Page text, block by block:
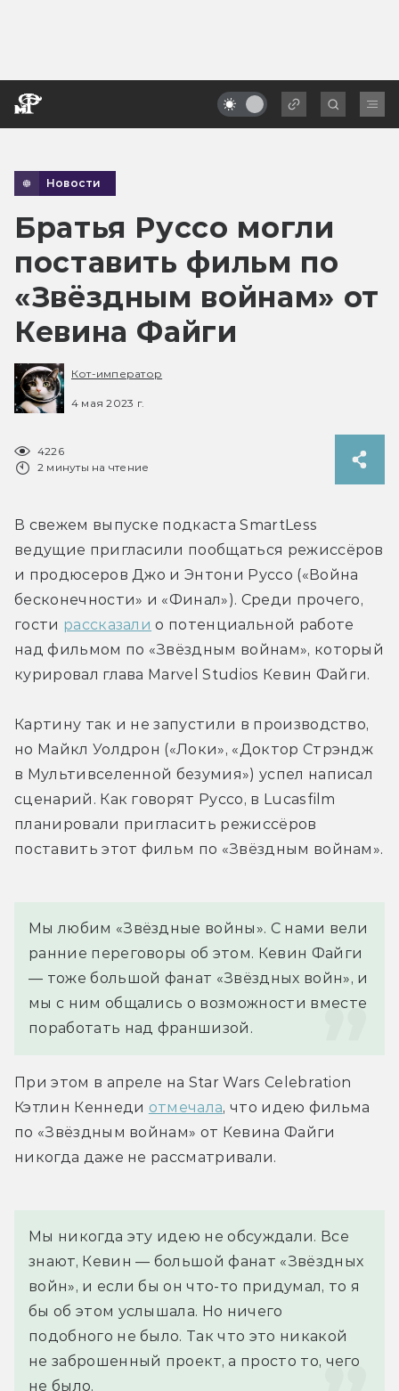
Новости
Братья Руссо могли
поставить фильм по
«Звёздным войнам» от
Кевина Файги
Кот-император
4 мая 2023 г.
4226
2 минуты на чтение
В свежем выпуске подкаста SmartLess
ведущие пригласили пообщаться режиссёров
и продюсеров Джо и Энтони Руссо («Война
бесконечности» и «Финал»). Среди прочего,
гости рассказали о потенциальной работе
над фильмом по «Звёздным войнам», который
курировал глава Marvel Studios Кевин Файги.
Картину так и не запустили в производство,
но Майкл Уолдрон («Локи», «Доктор Стрэндж
в Мультивселенной безумия») успел написал
сценарий. Как говорят Руссо, в Lucasfilm
планировали пригласить режиссёров
поставить этот фильм по «Звёздным войнам».
Мы любим «Звёздные войны». С нами вели
ранние переговоры об этом. Кевин Файги
— тоже большой фанат «Звёздных войн», и
мы с ним общались о возможности вместе
поработать над франшизой.
При этом в апреле на Star Wars Celebration
Кэтлин Кеннеди отмечала, что идею фильма
по «Звёздным войнам» от Кевина Файги
никогда даже не рассматривали.
Мы никогда эту идею не обсуждали. Все
знают, Кевин — большой фанат «Звёздных
войн», и если бы он что-то придумал, то я
бы об этом услышала. Но ничего
подобного не было. Так что это никакой
не заброшенный проект, а просто то, чего
не было.